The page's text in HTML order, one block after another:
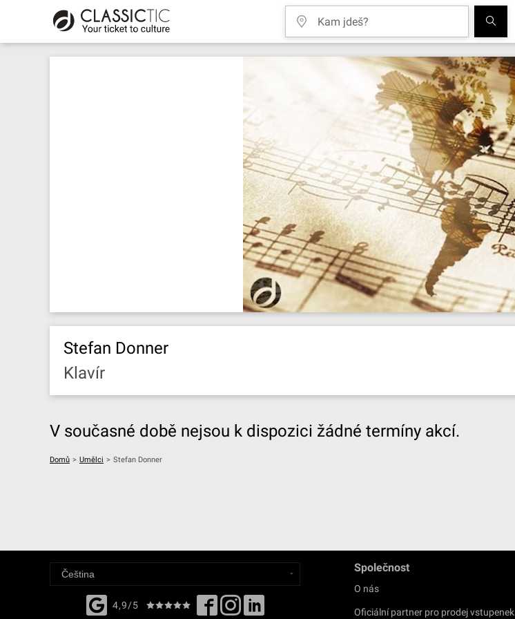
Stefan Donner
Klavír
V současné době nejsou k dispozici žádné termíny akcí.
Domů > Umělci > Stefan Donner
4,9/5
Společnost
O nás
Oficiální partner pro prodej vstupenek